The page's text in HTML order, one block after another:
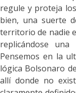
regule y proteja
bien, una suerte
territorio de nadie
replicándose una
Pensemos en la
lógica Bolsonaro
allí donde no